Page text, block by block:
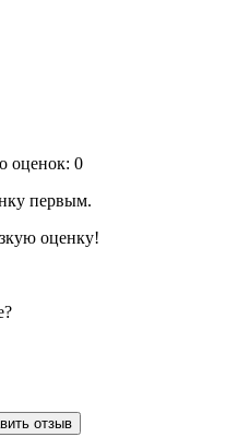
оценок: 0
первым.
оценку!
отзыв